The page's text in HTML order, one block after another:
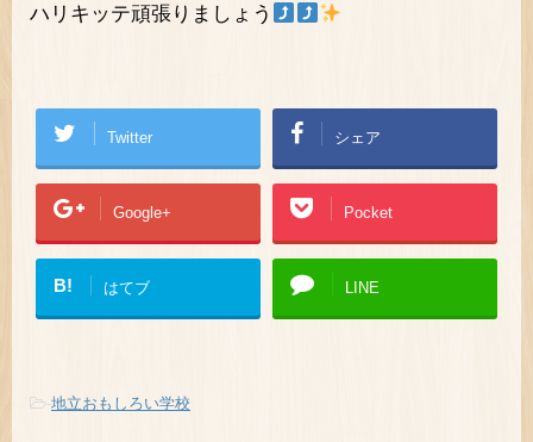
ハリキッテ頑張りましょう
Twitter シェア
Google+ Pocket
B! はてブ LINE
-地立おもしろい学校